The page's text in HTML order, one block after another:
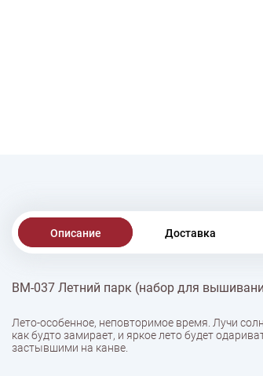
Описание Доставка
ВМ-037 Летний парк (набор для
Лето-особенное, неповторимое время. Лучи
как будто замирает, и яркое лето будет
застывшими на канве.